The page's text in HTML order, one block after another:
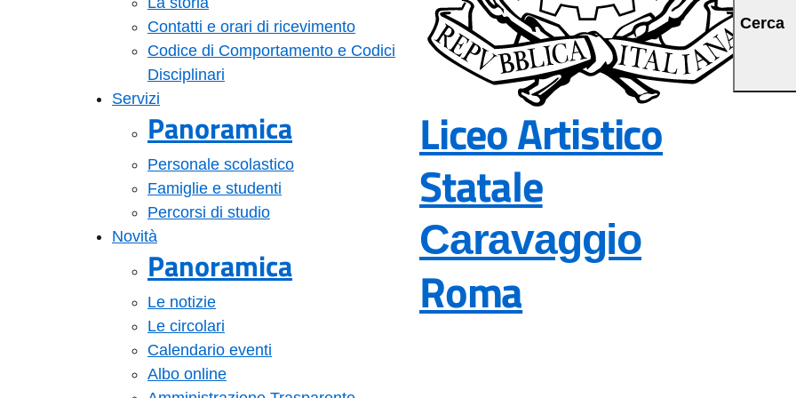
Contatti e orari di ricevimento
Codice di Comportamento e Codici
Disciplinari
Servizi
Panoramica
Personale scolastico
Famiglie e studenti
Percorsi di studio
Novità
Panoramica
Le notizie
Le circolari
Calendario eventi
Albo online
Liceo Artistico
Statale
Caravaggio
Roma
Cerca